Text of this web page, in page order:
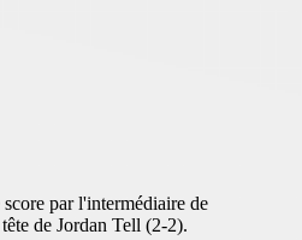
par l'intermédiaire de
de Jordan Tell (2-2).